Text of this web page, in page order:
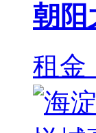
朝阳
租金